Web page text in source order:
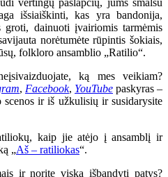
vertingų paslapčių, jums smalsu
išsiaiškinti, kas yra bandonija,
dainuoti įvairiomis tarmėmis
norėtumėte rūpintis šokiais,
folkloro ansamblio „Ratilio“.
ką mes veikiam?
, Facebook, YouTube paskyras –
ir iš užkulisių ir susidarysite
kaip jie atėjo į ansamblį ir
„Aš – ratiliokas“.
ir norite viską išbandyti patys?